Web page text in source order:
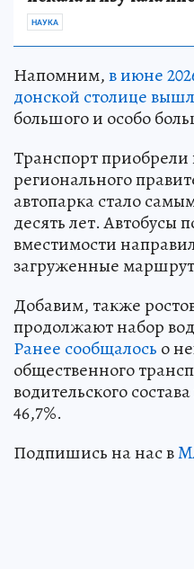
НАУКА
Напомним,в июне
донской столице
большого и особо
Транспорт
регионального
автопарка стало
десять лет. Автобусы
вместимости
загруженные
Добавим, также
продолжают набор
Ранее сообщалось о
общественного
водительского
46,7%.
Подпишись на нас в